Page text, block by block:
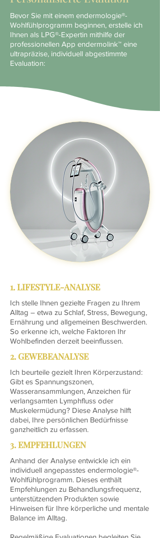
Bevor Sie mit einem endermologie®-
Wohlfühlprogramm beginnen, erstelle ich
Ihnen als LPG®-Expertin mithilfe der
professionellen App endermolink™ eine
ultrapräzise, individuell abgestimmte
Evaluation:
1. LIFESTYLE-ANALYSE
Ich stelle Ihnen gezielte Fragen zu Ihrem
Alltag – etwa zu Schlaf, Stress, Bewegung,
Ernährung und allgemeinen Beschwerden.
So erkenne ich, welche Faktoren Ihr
Wohlbefinden derzeit beeinflussen.
2. GEWEBEANALYSE
Ich beurteile gezielt Ihren Körperzustand:
Gibt es Spannungszonen,
Wasseransammlungen, Anzeichen für
verlangsamten Lymphfluss oder
Muskelermüdung? Diese Analyse hilft
dabei, Ihre persönlichen Bedürfnisse
ganzheitlich zu erfassen.
3. EMPFEHLUNGEN
Anhand der Analyse entwickle ich ein
individuell angepasstes endermologie®-
Wohlfühlprogramm. Dieses enthält
Empfehlungen zu Behandlungsfrequenz,
unterstützenden Produkten sowie
Hinweisen für Ihre körperliche und mentale
Balance im Alltag.